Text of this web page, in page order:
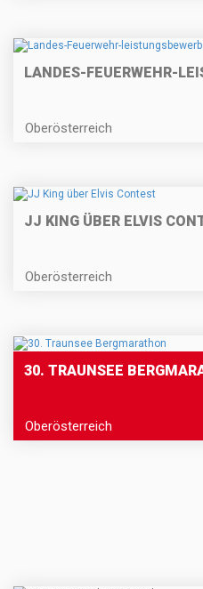
LANDES-FEUERWEHR-
Oberösterreich
JJ KING ÜBER ELVIS
Oberösterreich
30. TRAUNSEE
Oberösterreich